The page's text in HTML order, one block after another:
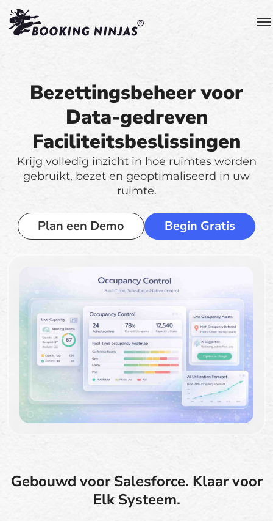
Bezettingsbeheer voor
Data-gedreven
Faciliteitsbeslissingen
Krijg volledig inzicht in hoe ruimtes worden
gebruikt, bezet en geoptimaliseerd in uw
ruimte.
Plan een Demo Begin Gratis
Gebouwd voor Salesforce. Klaar voor
Elk Systeem.